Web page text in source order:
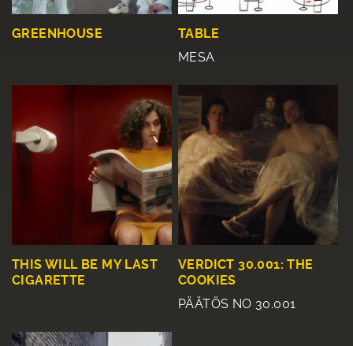
GREENHOUSE
TABLE
MESA
THIS WILL BE MY LAST
CIGARETTE
VERDICT 30.001: THE
COOKIES
PÄÄTÖS NO 30.001